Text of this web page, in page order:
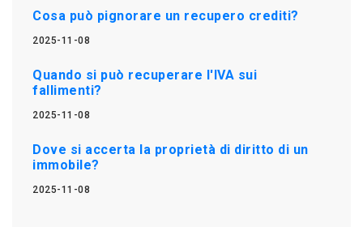
Cosa può pignorare un recupero crediti?
2025-11-08
Quando si può recuperare l'IVA sui
fallimenti?
2025-11-08
Dove si accerta la proprietà di diritto di un
immobile?
2025-11-08